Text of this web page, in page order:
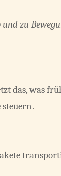
zu
das, was